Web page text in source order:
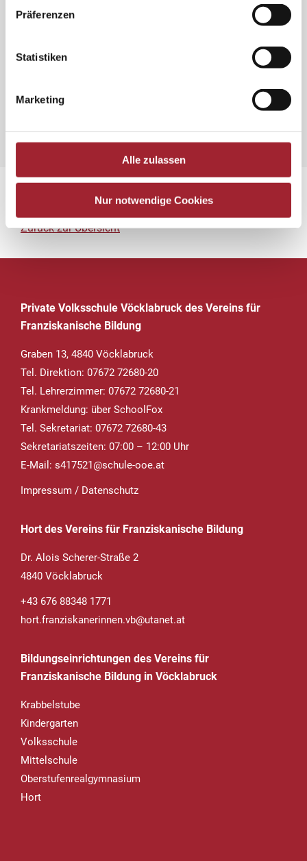
Präferenzen
Statistiken
Marketing
Alle zulassen
Nur notwendige Cookies
Zurück zur Übersicht
Private Volksschule Vöcklabruck des Vereins für
Franziskanische Bildung
Graben 13, 4840 Vöcklabruck
Tel. Direktion: 07672 72680-20
Tel. Lehrerzimmer: 07672 72680-21
Krankmeldung: über SchoolFox
Tel. Sekretariat: 07672 72680-43
Sekretariatszeiten: 07:00 – 12:00 Uhr
E-Mail: s417521@schule-ooe.at
Impressum / Datenschutz
Hort des Vereins für Franziskanische Bildung
Dr. Alois Scherer-Straße 2
4840 Vöcklabruck
+43 676 88348 1771
hort.franziskanerinnen.vb@utanet.at
Bildungseinrichtungen des Vereins für
Franziskanische Bildung in Vöcklabruck
Krabbelstube
Kindergarten
Volksschule
Mittelschule
Oberstufenrealgymnasium
Hort